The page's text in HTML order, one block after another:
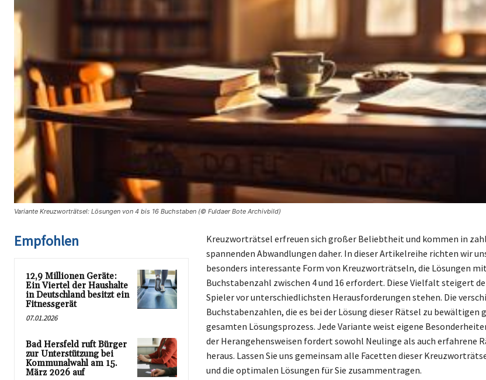
Variante Kreuzworträtsel: Lösungen von 4 bis 16 Buchstaben (© Fuldaer Bote Archivbild)
Empfohlen
12,9 Millionen Geräte:
Ein Viertel der Haushalte
in Deutschland besitzt ein
Fitnessgerät
07.01.2026
Bad Hersfeld ruft Bürger
zur Unterstützung bei
Kommunalwahl am 15.
März 2026 auf
Kreuzworträtsel erfreuen sich großer Beliebtheit und kommen in
spannenden Abwandlungen daher. In dieser Artikelreihe richten wir
besonders interessante Form von Kreuzworträtseln, die Lösungen
Buchstabenzahl zwischen 4 und 16 erfordert. Diese Vielfalt steigert
Spieler vor unterschiedlichsten Herausforderungen stehen. Die
Buchstabenzahlen, die es bei der Lösung dieser Rätsel zu bewältigen
gesamten Lösungsprozess. Jede Variante weist eigene
der Herangehensweisen fordert sowohl Neulinge als auch erfahrene
heraus. Lassen Sie uns gemeinsam alle Facetten dieser
und die optimalen Lösungen für Sie zusammentragen.